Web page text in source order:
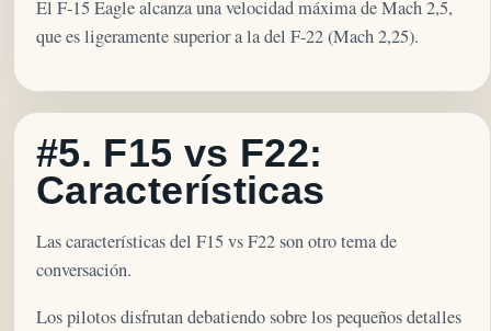
El F-15 Eagle alcanza una velocidad máxima de Mach 2,5,
que es ligeramente superior a la del F-22 (Mach 2,25).
#5. F15 vs F22:
Características
Las características del F15 vs F22 son otro tema de
conversación.
Los pilotos disfrutan debatiendo sobre los pequeños detalles